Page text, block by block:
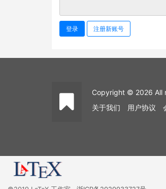
登录 注册新账号
Copyright © 2026 All
关于我们
用户协议